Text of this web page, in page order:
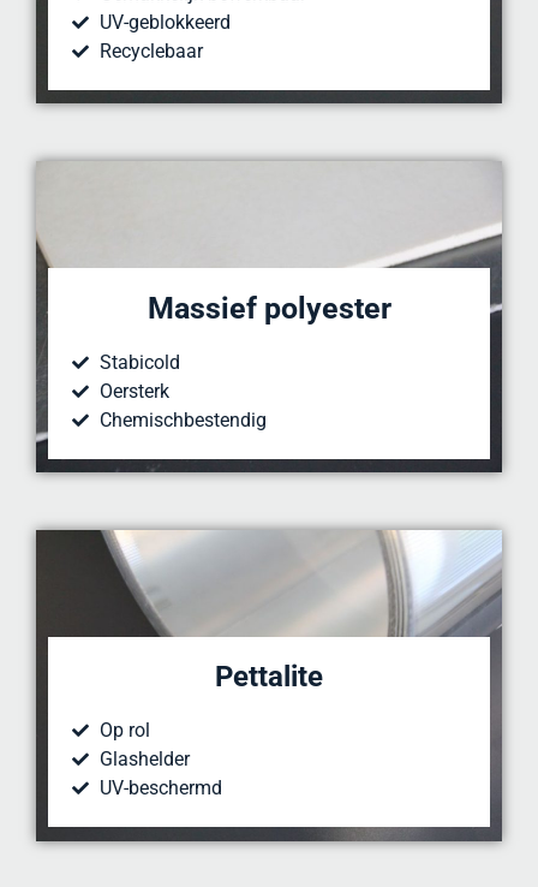
UV-geblokkeerd
Recyclebaar
Massief polyester
Stabicold
Oersterk
Chemischbestendig
Pettalite
Op rol
Glashelder
UV-beschermd